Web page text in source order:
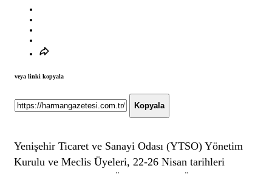
veya linki kopyala
Kopyala
Yenişehir Ticaret ve Sanayi Odası (YTSO) Yönetim
Kurulu ve Meclis Üyeleri, 22-26 Nisan tarihleri